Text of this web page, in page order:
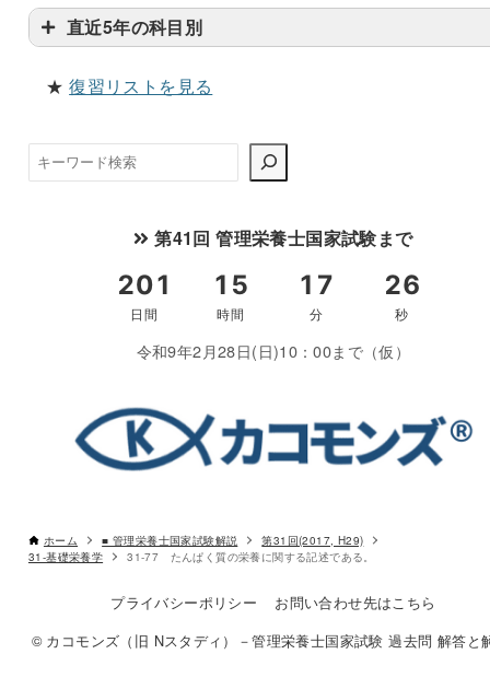
直近5年の科目別
★復習リストを見る
検
索
第41回 管理栄養士国家試験まで
令和9年2月28日(日)10：00まで（仮）
ホーム ■ 管理栄養士国家試験解説
第31回(2017, H29)
31-基礎栄養学
31-77 たんぱく質の栄養に関する記述である。
プライバシーポリシー
お問い合わせ先はこちら
© カコモンズ（旧 Nスタディ）－管理栄養士国家試験 過去問 解答と